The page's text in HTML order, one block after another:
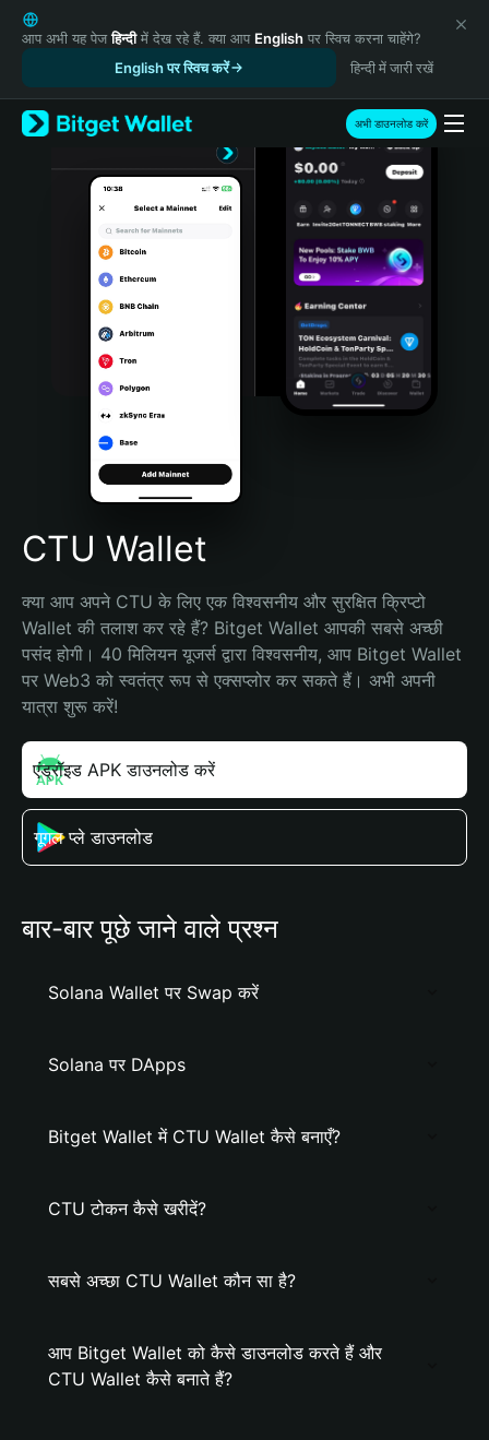
English
日本語
Русский
Español (Latinoamérica)
Türkçe
Português (Portugal)
Bahasa Indonesia
Português (Brasil)
Español (Argentina)
आप अभी यह पेजहिन्दीमें देख रहे हैं. क्या आप English पर स्विच करना चाहेंगे?
English पर स्विच करें
हिन्दी में जारी रखें
अभी डाउनलोड करें
CTU Wallet
क्या आप अपने CTU के लिए एक विश्वसनीय और सुरक्षित क्रिप्टो
Wallet की तलाश कर रहे हैं? Bitget Wallet आपकी सबसे अच्छी
पसंद होगी। 40 मिलियन यूजर्स द्वारा विश्वसनीय, आप Bitget Wallet
पर Web3 को स्वतंत्र रूप से एक्सप्लोर कर सकते हैं। अभी अपनी
यात्रा शुरू करें!
एंड्रॉइड APK डाउनलोड करें
गूगल प्ले डाउनलोड
बार-बार पूछे जाने वाले प्रश्न
Solana Wallet पर Swap करें
Solana पर DApps
Bitget Wallet में CTU Wallet कैसे बनाएँ?
CTU टोकन कैसे खरीदें?
सबसे अच्छा CTU Wallet कौन सा है?
आप Bitget Wallet को कैसे डाउनलोड करते हैं और
CTU Wallet कैसे बनाते हैं?